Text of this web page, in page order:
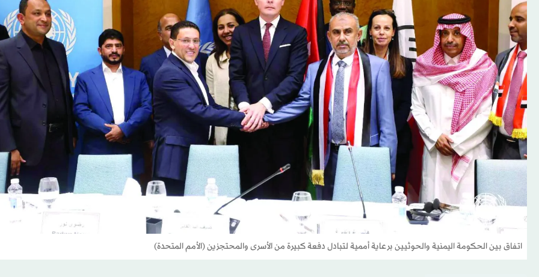
اتفاق بين الحكومة اليمنية والحوثيين برعاية أممية لتبادل دفعة كبيرة من الأسرى والمحتجزين (الأمم المتحدة)